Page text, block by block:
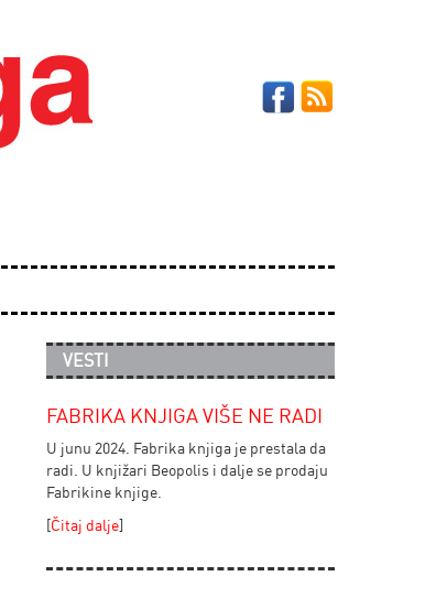
VESTI
FABRIKA KNJIGA VIŠE NE RADI
U junu 2024. Fabrika knjiga je prestala da
radi. U knjižari Beopolis i dalje se prodaju
Fabrikine knjige.
[Čitaj dalje]